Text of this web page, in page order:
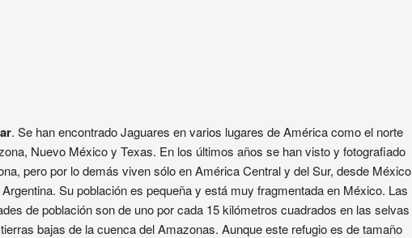
. Se han encontrado Jaguares en varios lugares de América como el norte
Nuevo México y Texas. En los últimos años se han visto y fotografiado
pero por lo demás viven sólo en América Central y del Sur, desde México
Su población es pequeña y está muy fragmentada en México. Las
de población son de uno por cada 15 kilómetros cuadrados en las selvas
bajas de la cuenca del Amazonas. Aunque este refugio es de tamaño